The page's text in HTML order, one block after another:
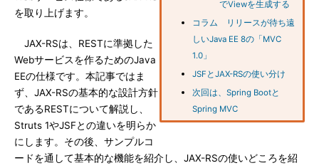
でViewを生成する
コラム リリースが待ち遠
しいJava EE 8の「MVC
1.0」
JSFとJAX-RSの使い分け
次回は、Spring Bootと
Spring MVC
を取り上げます。
JAX-RSは、RESTに準拠した
Webサービスを作るためのJava
EEの仕様です。本記事ではま
ず、JAX-RSの基本的な設計方針
であるRESTについて解説し、
Struts 1やJSFとの違いを明らか
にします。その後、サンプルコ
ードを通して基本的な機能を紹介し、JAX-RSの使いどころを紹